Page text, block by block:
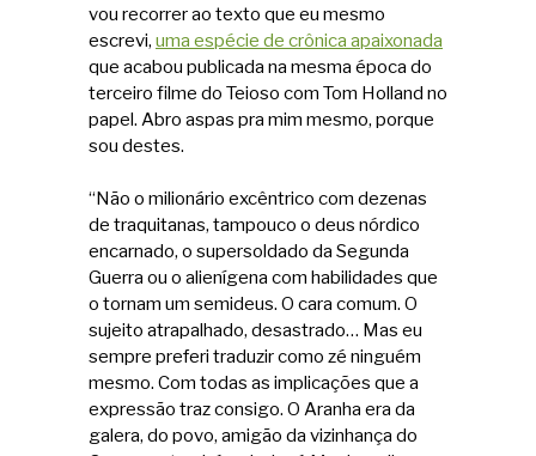
vou recorrer ao texto que eu mesmo
escrevi, uma espécie de crônica apaixonada
que acabou publicada na mesma época do
terceiro filme do Teioso com Tom Holland no
papel. Abro aspas pra mim mesmo, porque
sou destes.
“Não o milionário excêntrico com dezenas
de traquitanas, tampouco o deus nórdico
encarnado, o supersoldado da Segunda
Guerra ou o alienígena com habilidades que
o tornam um semideus. O cara comum. O
sujeito atrapalhado, desastrado… Mas eu
sempre preferi traduzir como zé ninguém
mesmo. Com todas as implicações que a
expressão traz consigo. O Aranha era da
galera, do povo, amigão da vizinhança do